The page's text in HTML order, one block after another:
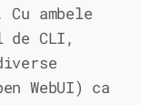
ambele
de CLI,
WebUI) ca